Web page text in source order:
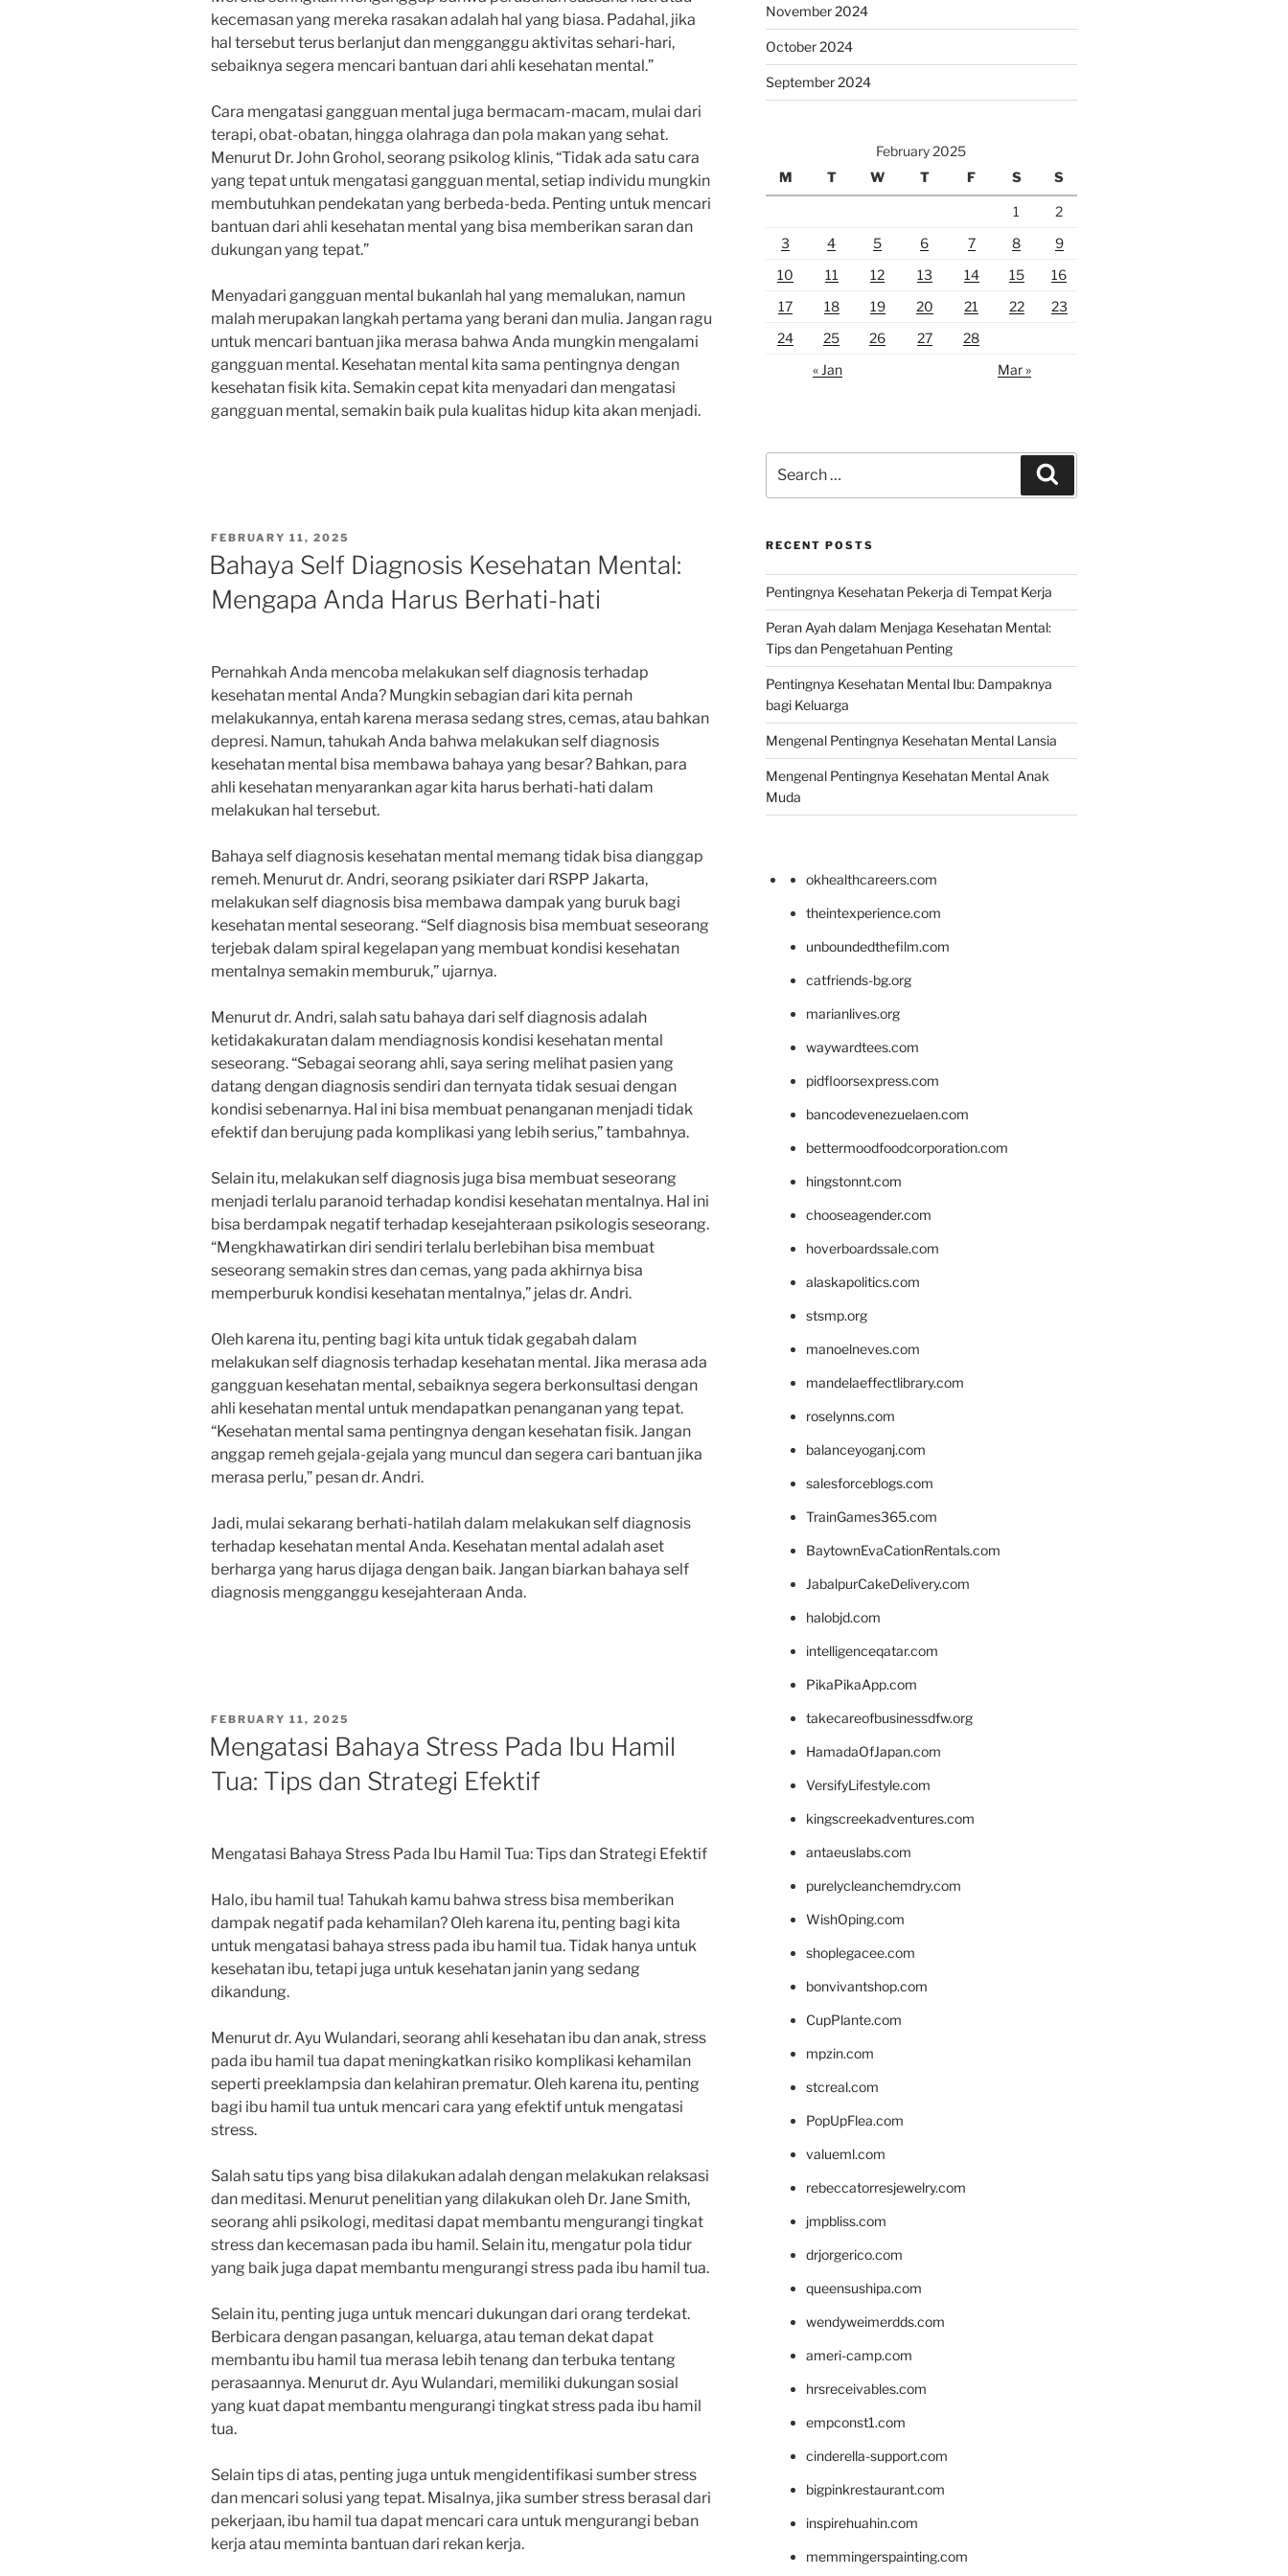
kecemasan yang mereka rasakan adalah hal yang biasa. Padahal, jika
hal tersebut terus berlanjut dan mengganggu aktivitas sehari-hari,
sebaiknya segera mencari bantuan dari ahli kesehatan mental.”
Cara mengatasi gangguan mental juga bermacam-macam, mulai dari
terapi, obat-obatan, hingga olahraga dan pola makan yang sehat.
Menurut Dr. John Grohol, seorang psikolog klinis, “Tidak ada satu cara
yang tepat untuk mengatasi gangguan mental, setiap individu mungkin
membutuhkan pendekatan yang berbeda-beda. Penting untuk mencari
bantuan dari ahli kesehatan mental yang bisa memberikan saran dan
dukungan yang tepat.”
Menyadari gangguan mental bukanlah hal yang memalukan, namun
malah merupakan langkah pertama yang berani dan mulia. Jangan ragu
untuk mencari bantuan jika merasa bahwa Anda mungkin mengalami
gangguan mental. Kesehatan mental kita sama pentingnya dengan
kesehatan fisik kita. Semakin cepat kita menyadari dan mengatasi
gangguan mental, semakin baik pula kualitas hidup kita akan menjadi.
POSTED
FEBRUARY 11, 2025
Bahaya Self Diagnosis Kesehatan Mental:
Mengapa Anda Harus Berhati-hati
Pernahkah Anda mencoba melakukan self diagnosis terhadap
kesehatan mental Anda? Mungkin sebagian dari kita pernah
melakukannya, entah karena merasa sedang stres, cemas, atau bahkan
depresi. Namun, tahukah Anda bahwa melakukan self diagnosis
kesehatan mental bisa membawa bahaya yang besar? Bahkan, para
ahli kesehatan menyarankan agar kita harus berhati-hati dalam
melakukan hal tersebut.
Bahaya self diagnosis kesehatan mental memang tidak bisa dianggap
remeh. Menurut dr. Andri, seorang psikiater dari RSPP Jakarta,
melakukan self diagnosis bisa membawa dampak yang buruk bagi
kesehatan mental seseorang. “Self diagnosis bisa membuat seseorang
terjebak dalam spiral kegelapan yang membuat kondisi kesehatan
mentalnya semakin memburuk,” ujarnya.
Menurut dr. Andri, salah satu bahaya dari self diagnosis adalah
ketidakakuratan dalam mendiagnosis kondisi kesehatan mental
seseorang. “Sebagai seorang ahli, saya sering melihat pasien yang
datang dengan diagnosis sendiri dan ternyata tidak sesuai dengan
kondisi sebenarnya. Hal ini bisa membuat penanganan menjadi tidak
efektif dan berujung pada komplikasi yang lebih serius,” tambahnya.
Selain itu, melakukan self diagnosis juga bisa membuat seseorang
menjadi terlalu paranoid terhadap kondisi kesehatan mentalnya. Hal ini
bisa berdampak negatif terhadap kesejahteraan psikologis seseorang.
“Mengkhawatirkan diri sendiri terlalu berlebihan bisa membuat
seseorang semakin stres dan cemas, yang pada akhirnya bisa
memperburuk kondisi kesehatan mentalnya,” jelas dr. Andri.
Oleh karena itu, penting bagi kita untuk tidak gegabah dalam
melakukan self diagnosis terhadap kesehatan mental. Jika merasa ada
gangguan kesehatan mental, sebaiknya segera berkonsultasi dengan
ahli kesehatan mental untuk mendapatkan penanganan yang tepat.
“Kesehatan mental sama pentingnya dengan kesehatan fisik. Jangan
anggap remeh gejala-gejala yang muncul dan segera cari bantuan jika
merasa perlu,” pesan dr. Andri.
Jadi, mulai sekarang berhati-hatilah dalam melakukan self diagnosis
terhadap kesehatan mental Anda. Kesehatan mental adalah aset
berharga yang harus dijaga dengan baik. Jangan biarkan bahaya self
diagnosis mengganggu kesejahteraan Anda.
POSTED
ON
FEBRUARY 11, 2025
Mengatasi Bahaya Stress Pada Ibu Hamil
Tua: Tips dan Strategi Efektif
Mengatasi Bahaya Stress Pada Ibu Hamil Tua: Tips dan Strategi Efektif
Halo, ibu hamil tua! Tahukah kamu bahwa stress bisa memberikan
dampak negatif pada kehamilan? Oleh karena itu, penting bagi kita
untuk mengatasi bahaya stress pada ibu hamil tua. Tidak hanya untuk
kesehatan ibu, tetapi juga untuk kesehatan janin yang sedang
dikandung.
Menurut dr. Ayu Wulandari, seorang ahli kesehatan ibu dan anak, stress
pada ibu hamil tua dapat meningkatkan risiko komplikasi kehamilan
seperti preeklampsia dan kelahiran prematur. Oleh karena itu, penting
bagi ibu hamil tua untuk mencari cara yang efektif untuk mengatasi
stress.
Salah satu tips yang bisa dilakukan adalah dengan melakukan relaksasi
dan meditasi. Menurut penelitian yang dilakukan oleh Dr. Jane Smith,
seorang ahli psikologi, meditasi dapat membantu mengurangi tingkat
stress dan kecemasan pada ibu hamil. Selain itu, mengatur pola tidur
yang baik juga dapat membantu mengurangi stress pada ibu hamil tua.
Selain itu, penting juga untuk mencari dukungan dari orang terdekat.
Berbicara dengan pasangan, keluarga, atau teman dekat dapat
membantu ibu hamil tua merasa lebih tenang dan terbuka tentang
perasaannya. Menurut dr. Ayu Wulandari, memiliki dukungan sosial
yang kuat dapat membantu mengurangi tingkat stress pada ibu hamil
tua.
Selain tips di atas, penting juga untuk mengidentifikasi sumber stress
dan mencari solusi yang tepat. Misalnya, jika sumber stress berasal dari
pekerjaan, ibu hamil tua dapat mencari cara untuk mengurangi beban
kerja atau meminta bantuan dari rekan kerja.
November 2024
October 2024
September 2024
February 2025
M
T W T F S S
1
2
3
4 5 6 7 8
9
10
11 12 13 14 15
16
17
18 19 20 21 22
23
24
25 26 27
28
« Jan
Mar »
for:
RECENT POSTS
Pentingnya Kesehatan Pekerja di Tempat Kerja
Peran Ayah dalam Menjaga Kesehatan Mental:
Tips dan Pengetahuan Penting
Pentingnya Kesehatan Mental Ibu: Dampaknya
bagi Keluarga
Mengenal Pentingnya Kesehatan Mental Lansia
Mengenal Pentingnya Kesehatan Mental Anak
Muda
okhealthcareers.com
theintexperience.com
unboundedthefilm.com
catfriends-bg.org
marianlives.org
waywardtees.com
pidfloorsexpress.com
bancodevenezuelaen.com
bettermoodfoodcorporation.com
hingstonnt.com
chooseagender.com
hoverboardssale.com
alaskapolitics.com
stsmp.org
manoelneves.com
mandelaeffectlibrary.com
roselynns.com
balanceyoganj.com
salesforceblogs.com
TrainGames365.com
BaytownEvaCationRentals.com
JabalpurCakeDelivery.com
halobjd.com
intelligenceqatar.com
PikaPikaApp.com
takecareofbusinessdfw.org
HamadaOfJapan.com
VersifyLifestyle.com
kingscreekadventures.com
antaeuslabs.com
purelycleanchemdry.com
WishOping.com
shoplegacee.com
bonvivantshop.com
CupPlante.com
mpzin.com
stcreal.com
PopUpFlea.com
valueml.com
rebeccatorresjewelry.com
jmpbliss.com
drjorgerico.com
queensushipa.com
wendyweimerdds.com
ameri-camp.com
hrsreceivables.com
empconst1.com
cinderella-support.com
bigpinkrestaurant.com
inspirehuahin.com
memmingerspainting.com